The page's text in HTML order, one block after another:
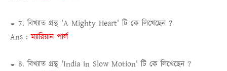
◒ 7. বিখ্যাত গ্রন্থ 'A Mighty Heart' টি কে লিখেছেন ?
Ans :ম্যারিয়ান পার্ল
◒ 8. বিখ্যাত গ্রন্থ 'India in Slow Motion' টি কে লিখেছেন ?